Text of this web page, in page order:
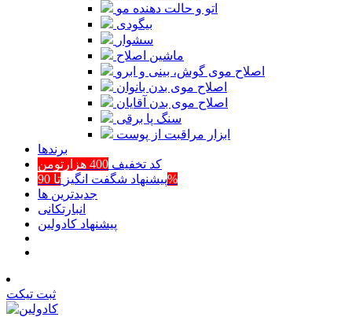
اتو و حالت دهنده مو
بیگودی
سشوار
ماشین اصلاح
اصلاح موی گوش، بینی و ابرو
اصلاح موی بدن بانوان
اصلاح موی بدن آقایان
سنگ پا برقی
ابزار مراقبت از پوست
برند‌ها
کد تخفیف 400 هزارتومن
پیشنهاد شگفت انگیزتا 90%
جدیدترین ها
انبارتکانی
پیشنهاد کادولین
ثبت تیکت